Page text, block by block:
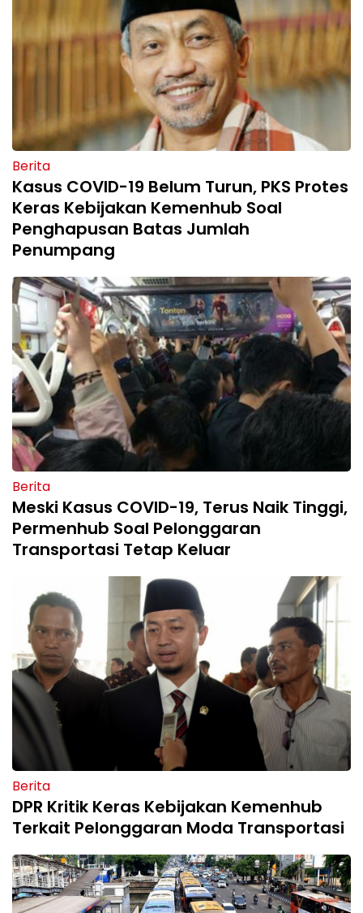
Berita
Kasus COVID-19 Belum Turun, PKS Protes
Keras Kebijakan Kemenhub Soal
Penghapusan Batas Jumlah
Penumpang
Berita
Meski Kasus COVID-19, Terus Naik Tinggi,
Permenhub Soal Pelonggaran
Transportasi Tetap Keluar
Berita
DPR Kritik Keras Kebijakan Kemenhub
Terkait Pelonggaran Moda Transportasi